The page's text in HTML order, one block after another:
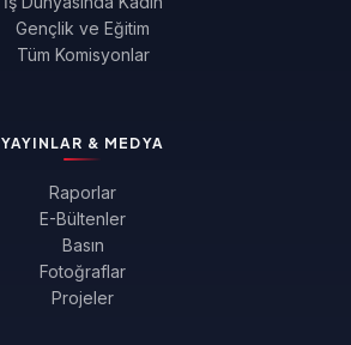
Gençlik ve Eğitim
Tüm Komisyonlar
YAYINLAR & MEDYA
Raporlar
E-Bültenler
Basın
Fotoğraflar
Projeler